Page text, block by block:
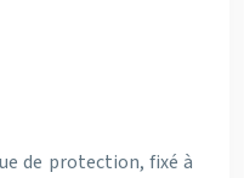
de protection, fixé à